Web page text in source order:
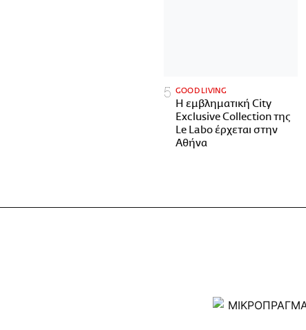
GOOD LIVING
Η εμβληματική City
Exclusive Collection της
Le Labo έρχεται στην
Αθήνα